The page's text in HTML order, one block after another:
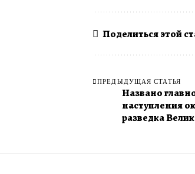
Поделиться этой
ПРЕДЫДУЩАЯ СТАТЬЯ
Названо
наступления
разведка